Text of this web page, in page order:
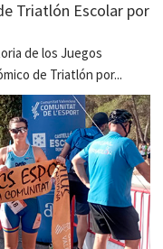
Triatlón Escolar por
de los Juegos
de Triatlón por...